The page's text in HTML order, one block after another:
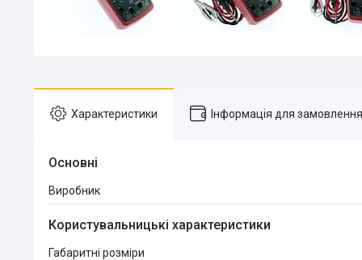
Характеристики Інформація для замовлення
Основні
Виробник
Користувальницькі характеристики
Габаритні розміри